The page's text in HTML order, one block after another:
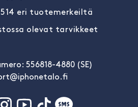
514 eri tuotemerkeiltä
olevat tarvikkeet
556818-4880 (SE)